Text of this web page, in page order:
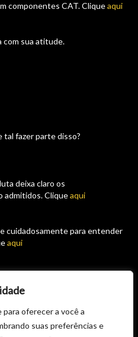
oferecer a você a
suas preferências e
componentes CAT. Cliqueaqui
com sua atitude.
tal fazer parte disso?
deixa claro os
admitidos. Cliqueaqui
cuidadosamente para entender
aqui
Clique
como fornecedor do GHT.
a aprovação via email.